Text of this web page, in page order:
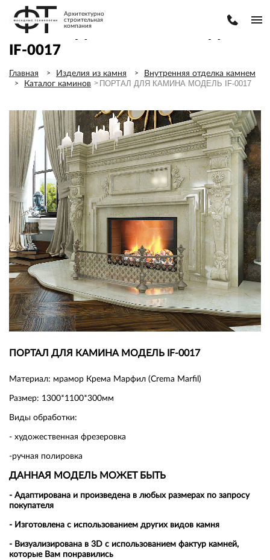
Архитектурно
строительная
компания
ПОРТАЛ ДЛЯ КАМИНА МОДЕЛЬ
IF-0017
Главная Изделия из камня
Внутренняя отделка камнем
Каталог каминов
ПОРТАЛ ДЛЯ КАМИНА МОДЕЛЬ IF-0017
ПОРТАЛ ДЛЯ КАМИНА МОДЕЛЬ IF-0017
Материал: мрамор Крема Марфил (Crema Marfil)
Размер: 1300*1100*300мм
Виды обработки:
- художественная фрезеровка
-ручная полировка
ДАННАЯ МОДЕЛЬ МОЖЕТ БЫТЬ
- Адаптирована и произведена в любых размерах по запросу
покупателя
- Изготовлена с использованием других видов камня
- Визуализирована в 3D с использованием фактур камней,
которые Вам понравились